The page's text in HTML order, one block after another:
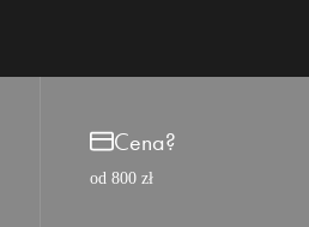
Cena?
od 800 zł